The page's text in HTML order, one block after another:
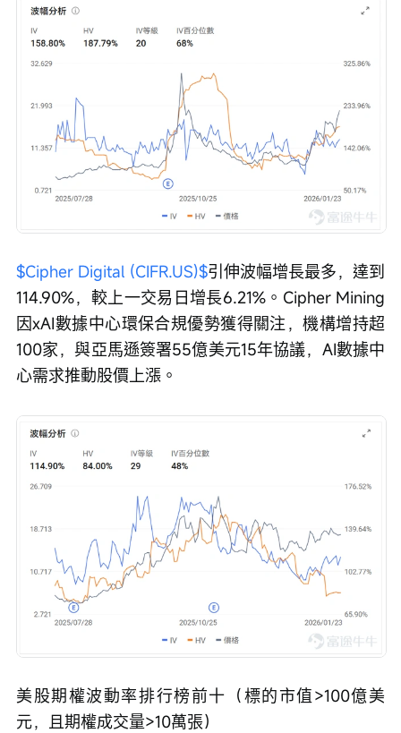
$Cipher Digital (CIFR.US)$引伸波幅增長最多，達到
114.90%，較上一交易日增長6.21%。Cipher Mining
因xAI數據中心環保合規優勢獲得關注，機構增持超
100家，與亞馬遜簽署55億美元15年協議，AI數據中
心需求推動股價上漲。
美股期權波動率排行榜前十（標的市值>100億美
元，且期權成交量>10萬張）